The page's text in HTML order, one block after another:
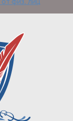
физ. лиц